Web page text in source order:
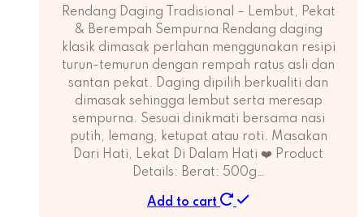
Rendang Daging Tradisional – Lembut, Pekat
& Berempah Sempurna Rendang daging
klasik dimasak perlahan menggunakan resipi
turun-temurun dengan rempah ratus asli dan
santan pekat. Daging dipilih berkualiti dan
dimasak sehingga lembut serta meresap
sempurna. Sesuai dinikmati bersama nasi
putih, lemang, ketupat atau roti. Masakan
Dari Hati, Lekat Di Dalam Hati ❤️ Product
Details: Berat: 500g…
Add to cart